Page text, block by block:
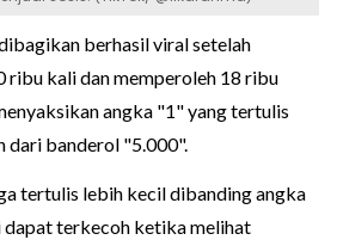
berhasil viral setelah
kali dan memperoleh 18 ribu
angka "1" yang tertulis
dari banderol "5.000".
tertulis lebih kecil dibanding angka
dapat terkecoh ketika melihat